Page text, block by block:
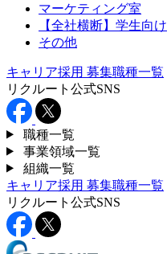
マーケティング室
【全社横断】学生向け
その他
キャリア採用 募集職種一覧
リクルート公式SNS
職種一覧
事業領域一覧
組織一覧
キャリア採用 募集職種一覧
リクルート公式SNS